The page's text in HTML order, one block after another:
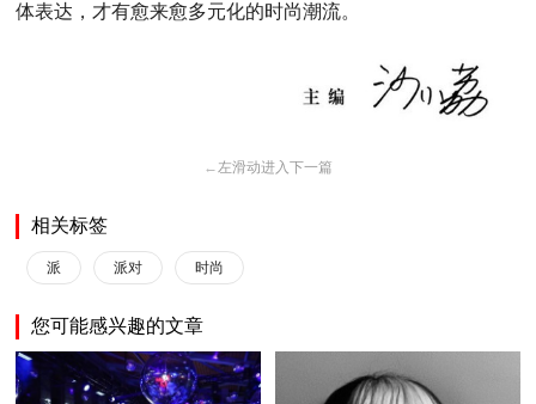
体表达，才有愈来愈多元化的时尚潮流。
←左滑动进入下一篇
相关标签
派 派对 时尚
您可能感兴趣的文章